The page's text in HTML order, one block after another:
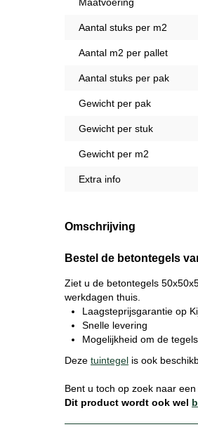
Aantal stuks per m2
Aantal m2 per pallet
Aantal stuks per pak
Gewicht per pak
Gewicht per stuk
Gewicht per m2
Extra info
Omschrijving
Bestel de betontegels
Ziet u de betontegels
werkdagen thuis.
Laagsteprijsgarantie op
Snelle levering
Mogelijkheid om de
Deze tuintegel is ook
Bent u toch op zoek naar
Dit product wordt ook wel